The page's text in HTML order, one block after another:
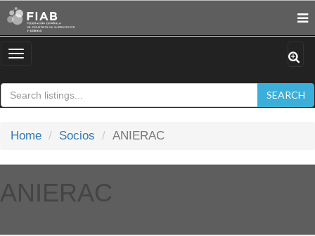
Toggle
SEARCH
Home Socios ANIERAC
ANIERAC